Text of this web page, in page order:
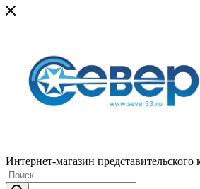
Интернет-магазин представительского